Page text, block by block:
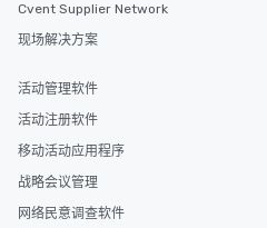
Cvent Supplier Network
现场解决方案
活动管理软件
活动注册软件
移动活动应用程序
战略会议管理
网络民意调查软件